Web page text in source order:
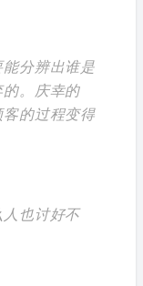
分辨出谁是
。庆幸的
的过程变得
也讨好不